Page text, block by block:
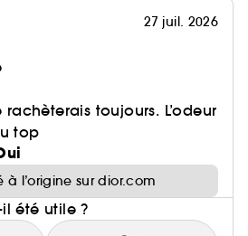
27 juil. 2026
toujours. L’odeur
top
à l’origine sur dior.com
été utile ?